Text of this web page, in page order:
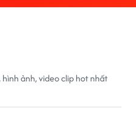
ảnh, video clip hot nhất